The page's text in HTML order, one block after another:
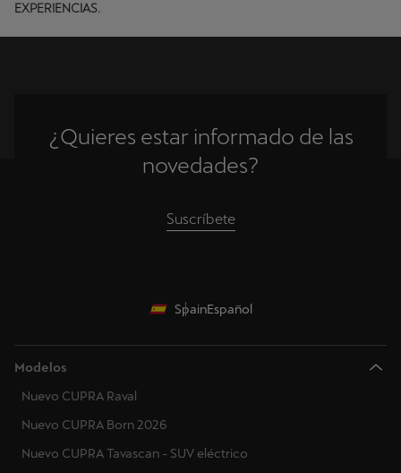
EXPERIENCIAS.
¿Quieres estar informado de las
novedades?
Suscríbete
SpainEspañol
Modelos
Nuevo CUPRA Raval
Nuevo CUPRA Born 2026
Nuevo CUPRA Tavascan - SUV eléctrico